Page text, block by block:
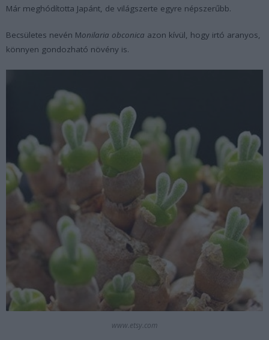
Már meghódította Japánt, de világszerte egyre népszerűbb.
Becsületes nevén Monilaria obconica azon kívül, hogy irtó aranyos,
könnyen gondozható növény is.
www.etsy.com